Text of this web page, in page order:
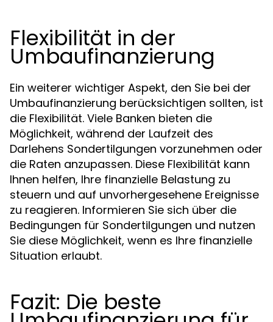
Flexibilität in der
Umbaufinanzierung
Ein weiterer wichtiger Aspekt, den Sie bei der
Umbaufinanzierung berücksichtigen sollten, ist
die Flexibilität. Viele Banken bieten die
Möglichkeit, während der Laufzeit des
Darlehens Sondertilgungen vorzunehmen oder
die Raten anzupassen. Diese Flexibilität kann
Ihnen helfen, Ihre finanzielle Belastung zu
steuern und auf unvorhergesehene Ereignisse
zu reagieren. Informieren Sie sich über die
Bedingungen für Sondertilgungen und nutzen
Sie diese Möglichkeit, wenn es Ihre finanzielle
Situation erlaubt.
Fazit: Die beste